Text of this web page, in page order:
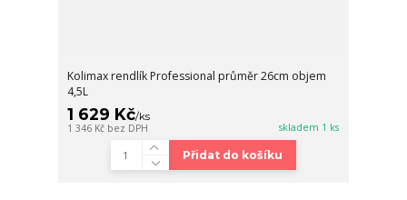
Kolimax rendlík Professional průměr 26cm objem
4,5L
1 629 Kč/ks
1 346 Kč bez DPH skladem 1 ks
Přidat do košíku